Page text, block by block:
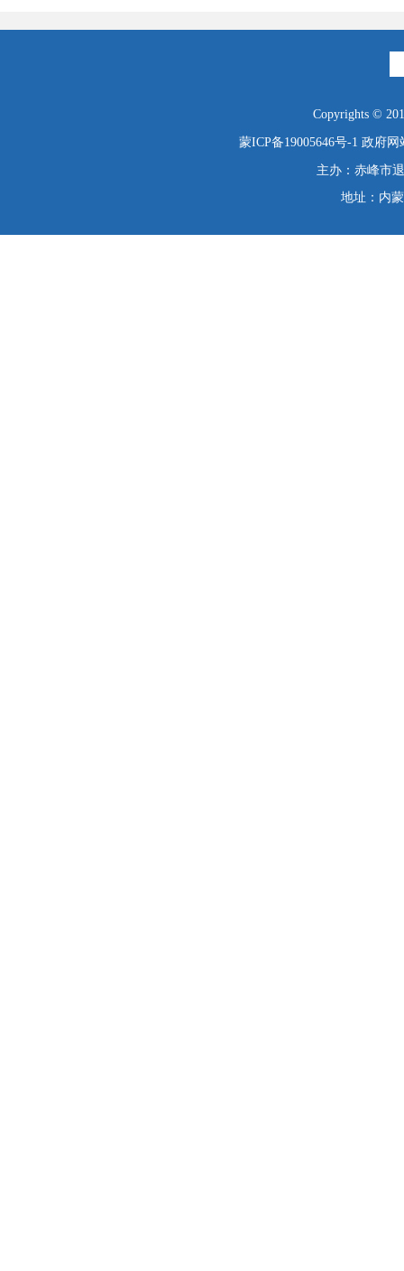
Copyrights ©
蒙ICP备19005646号-1 政府网
主办：赤峰市
地址：内